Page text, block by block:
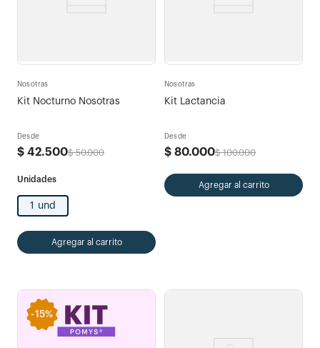
Nosotras
Kit Nocturno Nosotras
Desde
$ 42.500$ 50.000
1 und
Agregar al carrito
Nosotras
Kit Lactancia
Desde
$ 80.000$ 100.000
Agregar al carrito
-15%